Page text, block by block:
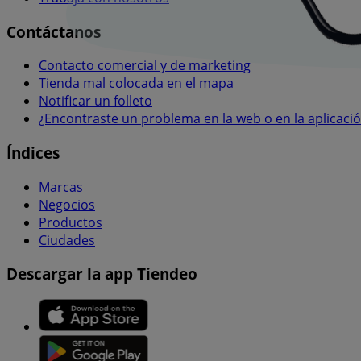
Contáctanos
Contacto comercial y de marketing
Tienda mal colocada en el mapa
Notificar un folleto
¿Encontraste un problema en la web o en la
Índices
Marcas
Negocios
Productos
Ciudades
Descargar la app Tiendeo